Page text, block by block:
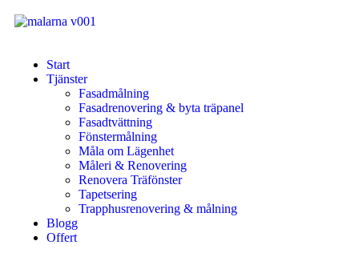
Start
Tjänster
Fasadmålning
Fasadrenovering & byta träpanel
Fasadtvättning
Fönstermålning
Måla om Lägenhet
Måleri & Renovering
Renovera Träfönster
Tapetsering
Trapphusrenovering & målning
Blogg
Offert